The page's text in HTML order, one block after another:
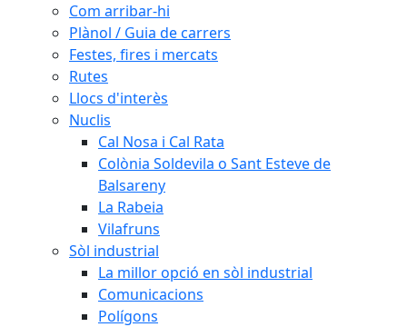
Com arribar-hi
Plànol / Guia de carrers
Festes, fires i mercats
Rutes
Llocs d'interès
Nuclis
Cal Nosa i Cal Rata
Colònia Soldevila o Sant Esteve de
Balsareny
La Rabeia
Vilafruns
Sòl industrial
La millor opció en sòl industrial
Comunicacions
Polígons